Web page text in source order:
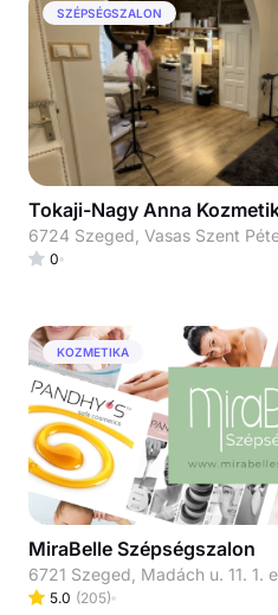
SZÉPSÉGSZALON
Tokaji-Nagy Anna
6724 Szeged, Vasas Szent
0
KOZMETIKA
MiraBelle Szépségszalon
6721 Szeged, Madách u. 11. 1.
5.0 (205)